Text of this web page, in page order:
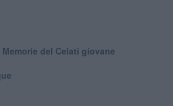
Memorie del Celati giovane